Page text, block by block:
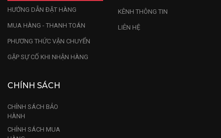
HƯỚNG DẪN ĐẶT HÀNG
MUA HÀNG - THANH TOÁN
PHƯƠNG THỨC VẬN CHUYỂN
GẶP SỰ CỐ KHI NHẬN HÀNG
KÊNH THÔNG TIN
LIÊN HỆ
CHÍNH SÁCH
CHÍNH SÁCH BẢO
HÀNH
CHÍNH SÁCH MUA